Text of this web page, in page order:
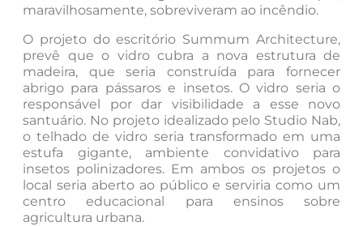
maravilhosamente, sobreviveram ao incêndio.
O projeto do escritório Summum Architecture,
prevê que o vidro cubra a nova estrutura de
madeira, que seria construída para fornecer
abrigo para pássaros e insetos. O vidro seria o
responsável por dar visibilidade a esse novo
santuário. No projeto idealizado pelo Studio Nab,
o telhado de vidro seria transformado em uma
estufa gigante, ambiente convidativo para
insetos polinizadores. Em ambos os projetos o
local seria aberto ao público e serviria como um
centro educacional para ensinos sobre
agricultura urbana.